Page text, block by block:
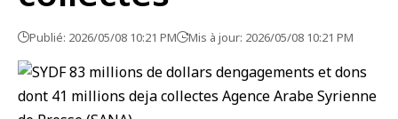
Publié: 2026/05/08 10:21 PM Mis à jour: 2026/05/08 10:21 PM